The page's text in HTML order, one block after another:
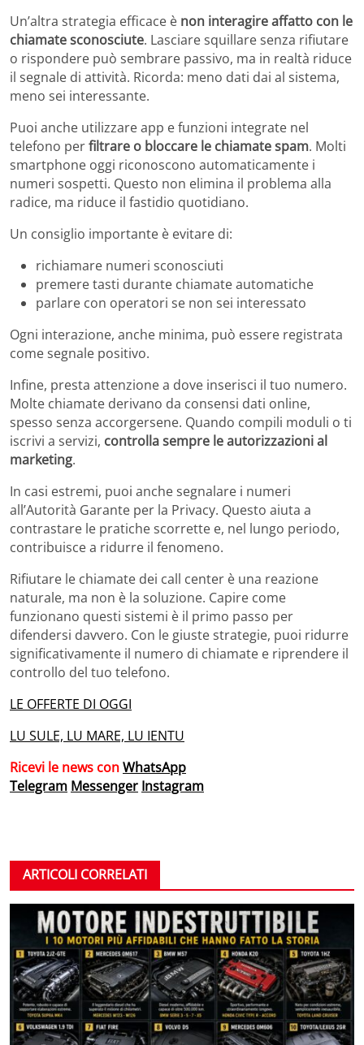
Un’altra strategia efficace è non interagire affatto con le
chiamate sconosciute. Lasciare squillare senza rifiutare
o rispondere può sembrare passivo, ma in realtà riduce
il segnale di attività. Ricorda: meno dati dai al sistema,
meno sei interessante.
Puoi anche utilizzare app e funzioni integrate nel
telefono perfiltrare o bloccare le chiamate spam. Molti
smartphone oggi riconoscono automaticamente i
numeri sospetti. Questo non elimina il problema alla
radice, ma riduce il fastidio quotidiano.
Un consiglio importante è evitare di:
richiamare numeri sconosciuti
premere tasti durante chiamate automatiche
parlare con operatori se non sei interessato
Ogni interazione, anche minima, può essere registrata
come segnale positivo.
Infine, presta attenzione a dove inserisci il tuo numero.
Molte chiamate derivano da consensi dati online,
spesso senza accorgersene. Quando compili moduli o ti
iscrivi a servizi, controlla sempre le autorizzazioni al
marketing.
In casi estremi, puoi anche segnalare i numeri
all’Autorità Garante per la Privacy. Questo aiuta a
contrastare le pratiche scorrette e, nel lungo periodo,
contribuisce a ridurre il fenomeno.
Rifiutare le chiamate dei call center è una reazione
naturale, ma non è la soluzione. Capire come
funzionano questi sistemi è il primo passo per
difendersi davvero. Con le giuste strategie, puoi ridurre
significativamente il numero di chiamate e riprendere il
controllo del tuo telefono.
LE OFFERTE DI OGGI
LU SULE, LU MARE, LU IENTU
Ricevi le news conWhatsApp
Telegram Messenger Instagram
ARTICOLI CORRELATI